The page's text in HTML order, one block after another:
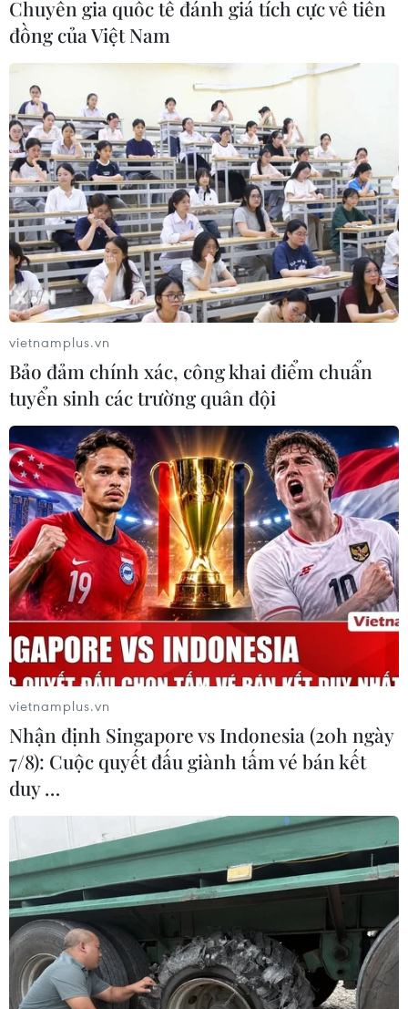
EU, đồng thời ảnh hưởng đến hoạt động xuất khẩu của
Trung Quốc.
Dự báo 2017: Tương lai khó đoán định của
đồng bảng Anh, Brexit
26/12/2016 22:16
Rời khỏi Liên minh châu Âu (EU) được coi là quyết định
lịch sử đối với nước Anh và tác động của Brexit đối với
kinh tế xứ sở sương mù trong tương lai đang là vấn đề
gây nhiều tranh cãi.
Vấn đề Brexit: Cử tri EU bi quan nhưng
không muốn đi theo Anh
29/12/2016 07:53
Cử tri Liên minh châu Âu (EU) tại Đức, Hy Lạp, Italy và
Pháp tỏ ra bi quan về tương lai của đất nước mình
Chuyên gia quốc tế đánh giá tích cực về tiền
đồng của Việt Nam
vietnamplus.vn
Bảo đảm chính xác, công khai điểm chuẩn
tuyển sinh các trường quân đội
vietnamplus.vn
Nhận định Singapore vs Indonesia (20h ngày
7/8): Cuộc quyết đấu giành tấm vé bán kết
duy …